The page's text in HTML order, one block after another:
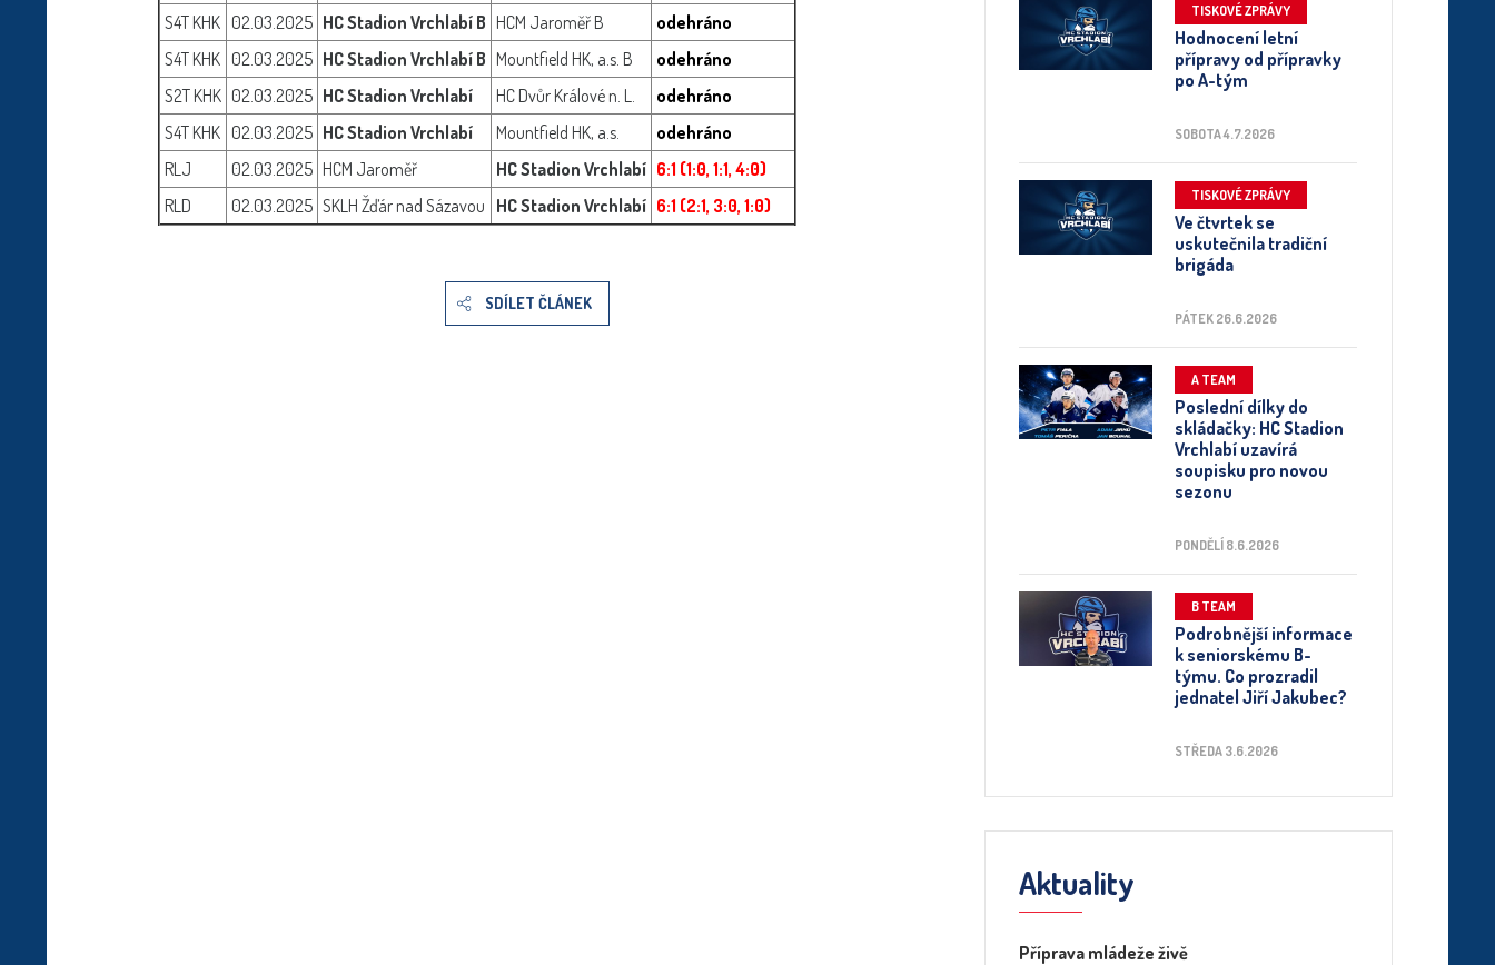
S4T KHK 02.03.2025 HC Stadion Vrchlabí B HCM Jaroměř B
odehráno
S4T KHK 02.03.2025 HC Stadion Vrchlabí B Mountfield HK, a.s. B
odehráno
S2T KHK 02.03.2025 HC Stadion Vrchlabí HC Dvůr Králové n. L.
odehráno
S4T KHK 02.03.2025 HC Stadion Vrchlabí Mountfield HK, a.s.
odehráno
RLJ
02.03.2025 HCM Jaroměř HC Stadion Vrchlabí 6:1 (1:0, 1:1, 4:0)
RLD
02.03.2025 SKLH Žďár nad Sázavou HC Stadion Vrchlabí 6:1 (2:1, 3:0, 1:0)
SDÍLET ČLÁNEK
TISKOVÉ ZPRÁVY
Hodnocení letní
přípravy od přípravky
po A-tým
SOBOTA 4.7.2026
TISKOVÉ ZPRÁVY
Ve čtvrtek se
uskutečnila tradiční
brigáda
PÁTEK 26.6.2026
A TEAM
Poslední dílky do
skládačky: HC Stadion
Vrchlabí uzavírá
soupisku pro novou
sezonu
PONDĚLÍ 8.6.2026
B TEAM
Podrobnější informace
k seniorskému B-
týmu. Co prozradil
jednatel Jiří Jakubec?
STŘEDA 3.6.2026
Aktuality
Příprava mládeže živě